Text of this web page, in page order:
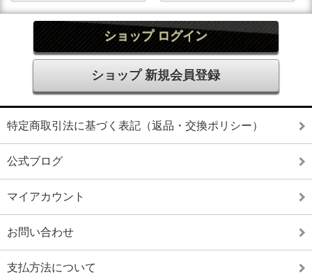
ショップ ログイン
ショップ 新規会員登録
特定商取引法に基づく表記（返品・交換ポリシー）
公式ブログ
マイアカウント
お問い合わせ
支払方法について